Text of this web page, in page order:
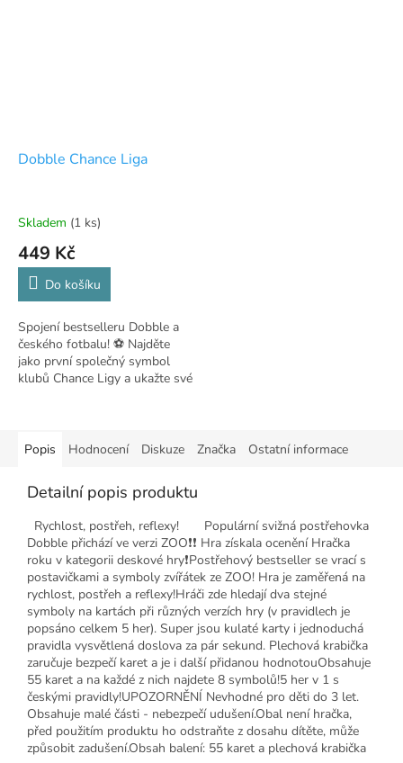
Dobble Chance Liga
Skladem (1 ks)
449 Kč
Do košíku
Spojení bestselleru Dobble a
českého fotbalu! ⚽ Najděte
jako první společný symbol
klubů Chance Ligy a ukažte své
Popis Hodnocení Diskuze Značka Ostatní informace
Detailní popis produktu
Rychlost, postřeh, reflexy! Populární svižná postřehovka
Dobble přichází ve verzi ZOO❗❗ Hra získala ocenění Hračka
roku v kategorii deskové hry❗Postřehový bestseller se vrací s
postavičkami a symboly zvířátek ze ZOO! Hra je zaměřená na
rychlost, postřeh a reflexy!Hráči zde hledají dva stejné
symboly na kartách při různých verzích hry (v pravidlech je
popsáno celkem 5 her). Super jsou kulaté karty i jednoduchá
pravidla vysvětlená doslova za pár sekund. Plechová krabička
zaručuje bezpečí karet a je i další přidanou hodnotouObsahuje
55 karet a na každé z nich najdete 8 symbolů!5 her v 1 s
českými pravidly!UPOZORNĚNÍ Nevhodné pro děti do 3 let.
Obsahuje malé části - nebezpečí udušení.Obal není hračka,
před použitím produktu ho odstraňte z dosahu dítěte, může
způsobit zadušení.Obsah balení: 55 karet a plechová krabička